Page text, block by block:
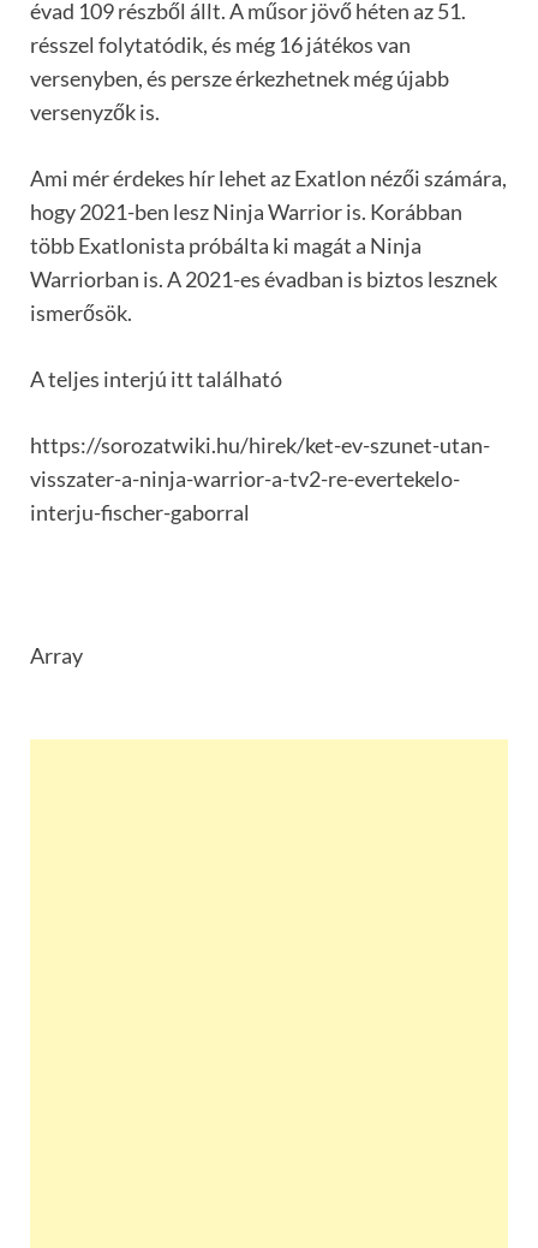
évad 109 részből állt. A műsor jövő héten az 51.
résszel folytatódik, és még 16 játékos van
versenyben, és persze érkezhetnek még újabb
versenyzők is.
Ami mér érdekes hír lehet az Exatlon nézői számára,
hogy 2021-ben lesz Ninja Warrior is. Korábban
több Exatlonista próbálta ki magát a Ninja
Warriorban is. A 2021-es évadban is biztos lesznek
ismerősök.
A teljes interjú itt található
https://sorozatwiki.hu/hirek/ket-ev-szunet-utan-
visszater-a-ninja-warrior-a-tv2-re-evertekelo-
interju-fischer-gaborral
Array